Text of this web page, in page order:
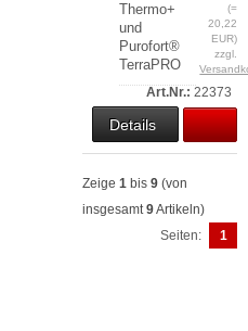
Thermo+
und
Purofort®
TerraPRO
(=
20,22
EUR)
zzgl.
Art.Nr.: 22373
Details
Zeige 1 bis 9 (von
insgesamt9Artikeln)
Seiten:
1